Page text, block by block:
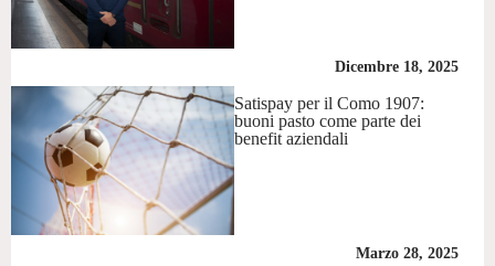
Dicembre 18, 2025
Satispay per il Como 1907:
buoni pasto come parte dei
benefit aziendali
Marzo 28, 2025